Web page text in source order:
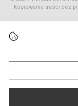
Kopiowanie treści bez